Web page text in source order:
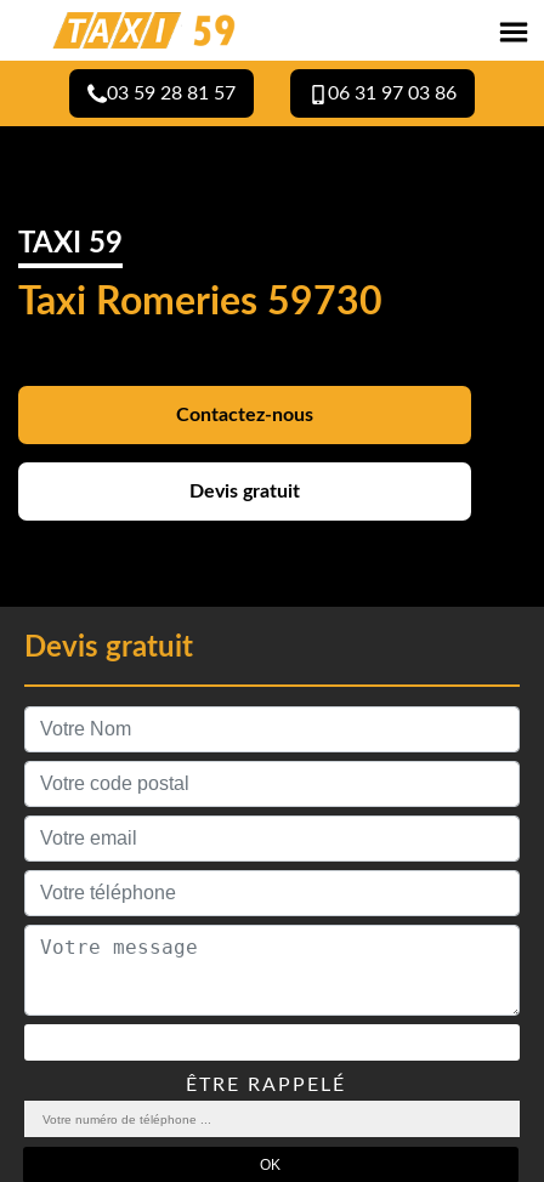
03 59 28 81 57 06 31 97 03 86
TAXI 59
Taxi Romeries 59730
Contactez-nous
Devis gratuit
Devis gratuit
ÊTRE RAPPELÉ